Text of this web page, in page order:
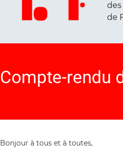
de
Compte-rendu
Bonjour à tous et à toutes,